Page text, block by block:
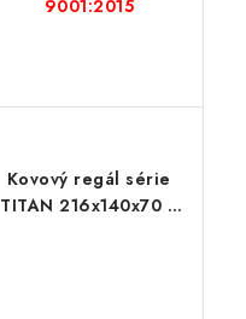
9001:2015
Kovový regál série
TITAN 216x140x70 5